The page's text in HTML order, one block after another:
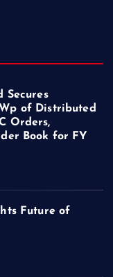
Secures
of Distributed
Orders,
Book for FY
Future of